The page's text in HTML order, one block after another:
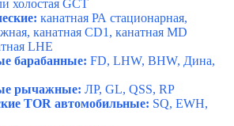
холостая GCT
канатная РА стационарная,
канатная CD1, канатная МD
LHE
барабанные: FD, LHW, ВHW, Дина,
рычажные: ЛР, GL, QSS, RP
TOR автомобильные: SQ, EWH,